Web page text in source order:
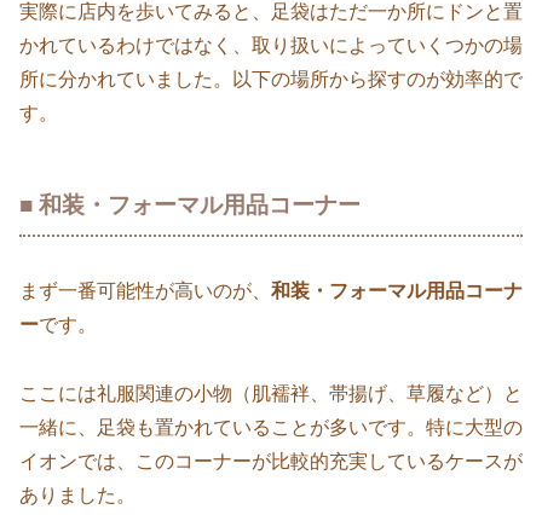
実際に店内を歩いてみると、足袋はただ一か所にドンと置
かれているわけではなく、取り扱いによっていくつかの場
所に分かれていました。以下の場所から探すのが効率的で
す。
■ 和装・フォーマル用品コーナー
まず一番可能性が高いのが、 和装・フォーマル用品コーナ
ーです。
ここには礼服関連の小物（肌襦袢、帯揚げ、草履など）と
一緒に、足袋も置かれていることが多いです。特に大型の
イオンでは、このコーナーが比較的充実しているケースが
ありました。